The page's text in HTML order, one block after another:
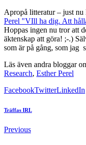
Apropå litteratur – just nu
Perel "VIll ha dig. Att
Hoppas ingen nu tror att
äktenskap att göra! ;-.)
som är på gång, som jag
Läs även andra bloggar
Research, Esther Perel
FacebookTwitterLinkedIn
Träffas IRL
Previous